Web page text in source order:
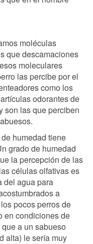
moléculas
que descamaciones
moleculares
las percibe por el
como los
odorantes de
son las que perciben
humedad tiene
grado de humedad
la percepción de las
células olfativas es
del agua para
a
pocos perros de
en condiciones de
a un sabueso
alta) le sería muy